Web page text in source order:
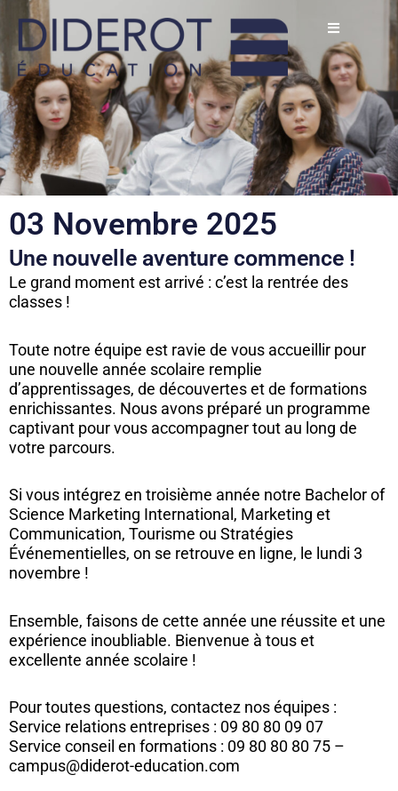
contenu
03 Novembre 2025
Une nouvelle aventure commence !
Le grand moment est arrivé : c’est la rentrée des
classes !
Toute notre équipe est ravie de vous accueillir pour
une nouvelle année scolaire remplie
d’apprentissages, de découvertes et de formations
enrichissantes. Nous avons préparé un programme
captivant pour vous accompagner tout au long de
votre parcours.
Si vous intégrez en troisième année notre Bachelor of
Science Marketing International, Marketing et
Communication, Tourisme ou Stratégies
Événementielles, on se retrouve en ligne, le lundi 3
novembre !
Ensemble, faisons de cette année une réussite et une
expérience inoubliable. Bienvenue à tous et
excellente année scolaire !
Pour toutes questions, contactez nos équipes :
Service relations entreprises : 09 80 80 09 07
Service conseil en formations : 09 80 80 80 75 –
campus@diderot-education.com